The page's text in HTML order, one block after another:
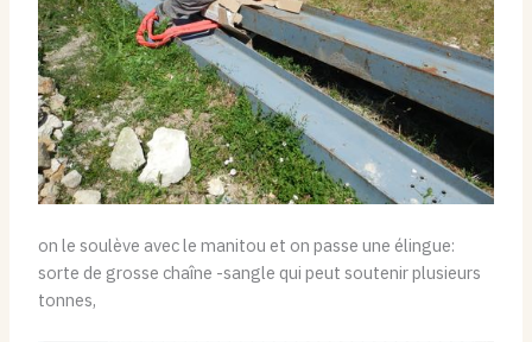
on le soulève avec le manitou et on passe une élingue:
sorte de grosse chaîne -sangle qui peut soutenir plusieurs
tonnes,